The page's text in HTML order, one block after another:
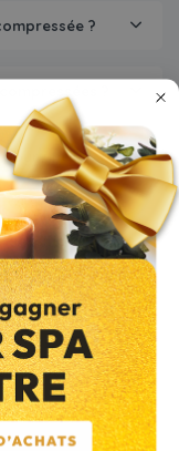
?
une
?
?
compatibles